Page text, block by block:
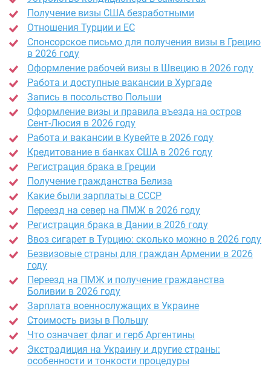
Получение визы США безработными
Отношения Турции и ЕС
Спонсорское письмо для получения визы в Грецию
в 2026 году
Оформление рабочей визы в Швецию в 2026 году
Работа и доступные вакансии в Хургаде
Запись в посольство Польши
Оформление визы и правила въезда на остров
Сент-Люсия в 2026 году
Работа и вакансии в Кувейте в 2026 году
Кредитование в банках США в 2026 году
Регистрация брака в Греции
Получение гражданства Белиза
Какие были зарплаты в СССР
Переезд на север на ПМЖ в 2026 году
Регистрация брака в Дании в 2026 году
Ввоз сигарет в Турцию: сколько можно в 2026 году
Безвизовые страны для граждан Армении в 2026
году
Переезд на ПМЖ и получение гражданства
Боливии в 2026 году
Зарплата военнослужащих в Украине
Стоимость визы в Польшу
Что означает флаг и герб Аргентины
Экстрадиция на Украину и другие страны:
особенности и тонкости процедуры